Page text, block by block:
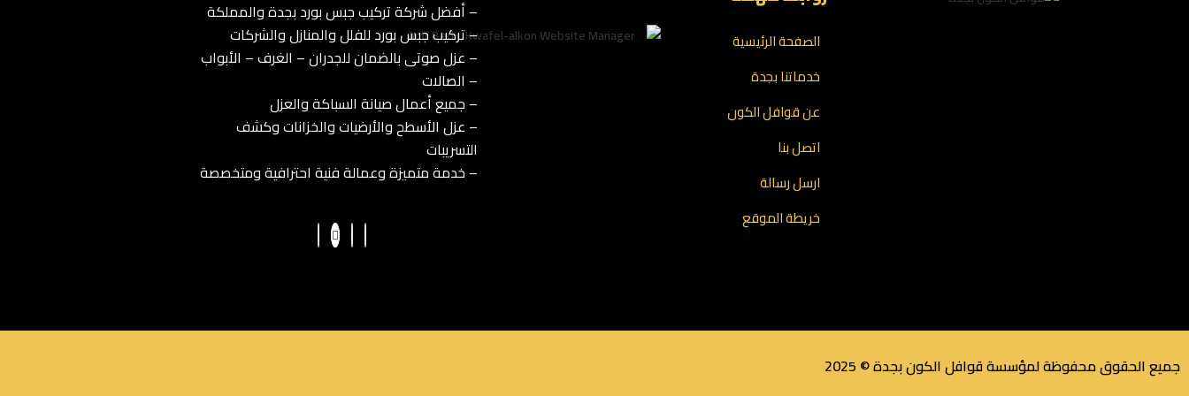
الصفحة الرئيسية
خدماتنا بجدة
عن قوافل الكون
اتصل بنا
ارسل رسالة
خريطة الموقع
– أفضل شركة تركيب جبس بورد بجدة والمملكة
– تركيب جبس بورد للفلل والمنازل والشركات
– عزل صوتى بالضمان للجدران – الغرف – الأبواب
– الصالات
– جميع أعمال صيانة السباكة والعزل
– عزل الأسطح والأرضيات والخزانات وكشف
التسريبات
– خدمة متميزة وعمالة فنية احترافية ومتخصصة
جميع الحقوق محفوظة لمؤسسة قوافل الكون بجدة © 2025